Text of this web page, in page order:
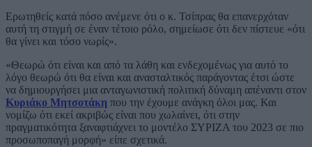
Ερωτηθείς κατά πόσο ανέμενε ότι ο κ. Τσίπρας θα επανερχόταν
αυτή τη στιγμή σε έναν τέτοιο ρόλο, σημείωσε ότι δεν πίστευε «ότι
θα γίνει και τόσο νωρίς».
«Θεωρώ ότι είναι και από τα λάθη και ενδεχομένως για αυτό το
λόγο θεωρώ ότι θα είναι και ανασταλτικός παράγοντας έτσι ώστε
να δημιουργήσει μια ανταγωνιστική πολιτική δύναμη απέναντι στον
Κυριάκο Μητσοτάκη που την έχουμε ανάγκη όλοι μας. Και
νομίζω ότι εκεί ακριβώς είναι που χωλαίνει, ότι στην
πραγματικότητα ξαναφτιάχνει το μοντέλο ΣΥΡΙΖΑ του 2023 σε πιο
προσωποπαγή μορφή» είπε σχετικά.